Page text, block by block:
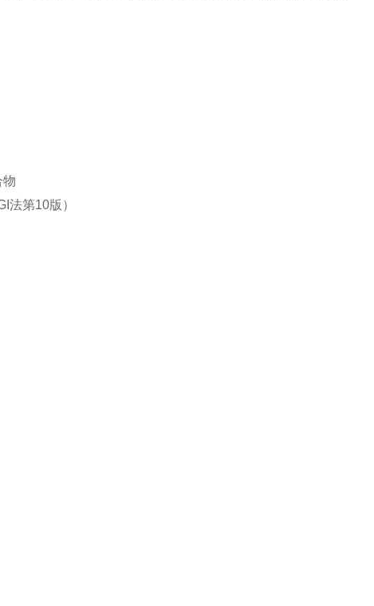
物
法第10版）